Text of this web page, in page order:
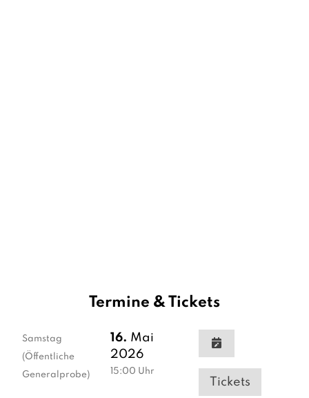
Termine & Tickets
Samstag
(Öffentliche
Generalprobe)
16. Mai
2026
15:00 Uhr
Tickets